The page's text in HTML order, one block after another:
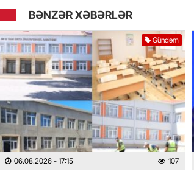
BƏNZƏR XƏBƏRLƏR
Gündəm
06.08.2026 - 17:15 107